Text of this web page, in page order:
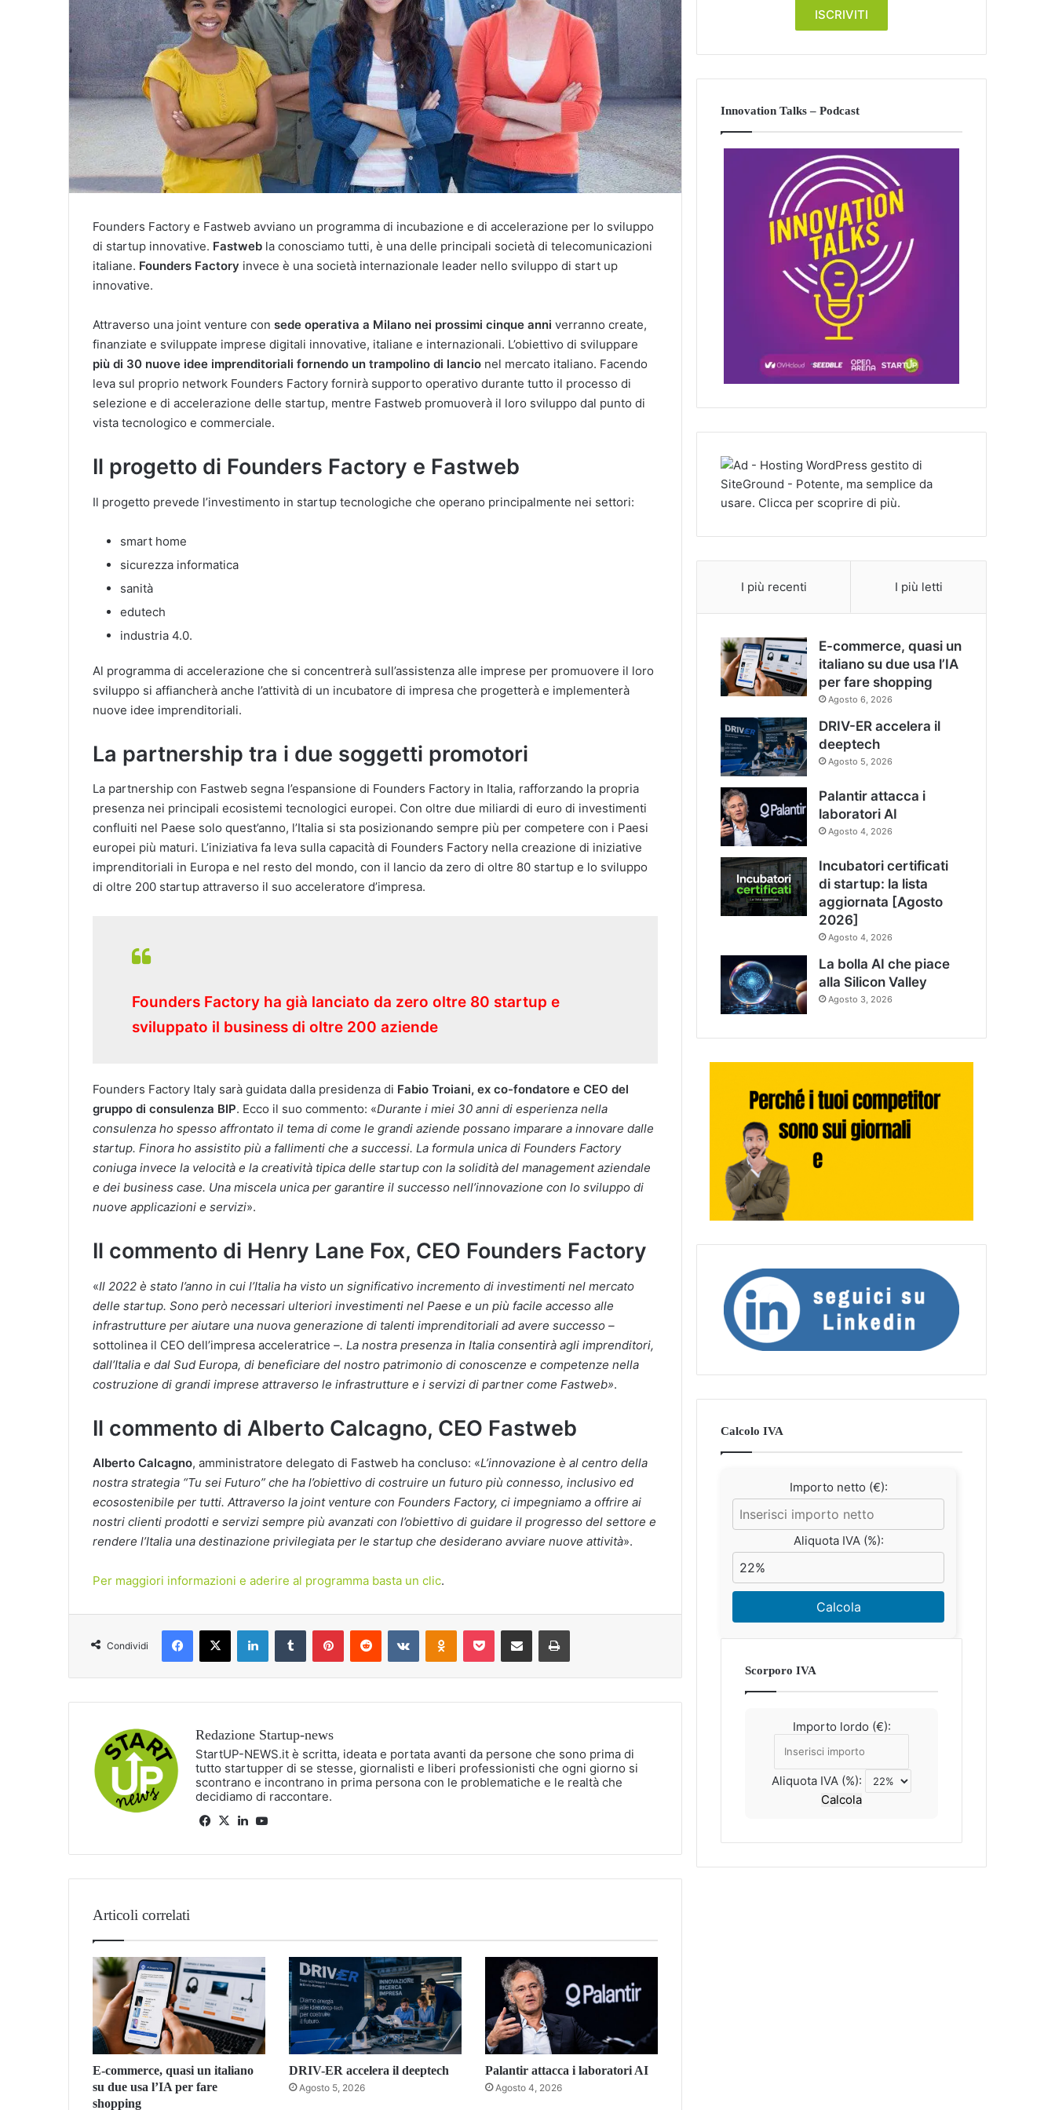
Founders Factory e Fastweb avviano un programma di incubazione e di accelerazione per lo sviluppo
di startup innovative. Fastweb la conosciamo tutti, è una delle principali società di telecomunicazioni
italiane. Founders Factory invece è una società internazionale leader nello sviluppo di start up
innovative.
Attraverso una joint venture con sede operativa a Milano nei prossimi cinque anni verranno create,
finanziate e sviluppate imprese digitali innovative, italiane e internazionali. L’obiettivo di sviluppare
più di 30 nuove idee imprenditoriali fornendo un trampolino di lancio nel mercato italiano. Facendo
leva sul proprio network Founders Factory fornirà supporto operativo durante tutto il processo di
selezione e di accelerazione delle startup, mentre Fastweb promuoverà il loro sviluppo dal punto di
vista tecnologico e commerciale.
Il progetto di Founders Factory e Fastweb
Il progetto prevede l’investimento in startup tecnologiche che operano principalmente nei settori:
smart home
sicurezza informatica
sanità
edutech
industria 4.0.
Al programma di accelerazione che si concentrerà sull’assistenza alle imprese per promuovere il loro
sviluppo si affiancherà anche l’attività di un incubatore di impresa che progetterà e implementerà
nuove idee imprenditoriali.
La partnership tra i due soggetti promotori
La partnership con Fastweb segna l’espansione di Founders Factory in Italia, rafforzando la propria
presenza nei principali ecosistemi tecnologici europei. Con oltre due miliardi di euro di investimenti
confluiti nel Paese solo quest’anno, l’Italia si sta posizionando sempre più per competere con i Paesi
europei più maturi. L’iniziativa fa leva sulla capacità di Founders Factory nella creazione di iniziative
imprenditoriali in Europa e nel resto del mondo, con il lancio da zero di oltre 80 startup e lo sviluppo
di oltre 200 startup attraverso il suo acceleratore d’impresa.
Founders Factory ha già lanciato da zero oltre 80 startup e
sviluppato il business di oltre 200 aziende
Founders Factory Italy sarà guidata dalla presidenza di Fabio Troiani, ex co-fondatore e CEO del
gruppo di consulenza BIP. Ecco il suo commento: «Durante i miei 30 anni di esperienza nella
consulenza ho spesso affrontato il tema di come le grandi aziende possano imparare a innovare dalle
startup. Finora ho assistito più a fallimenti che a successi. La formula unica di Founders Factory
coniuga invece la velocità e la creatività tipica delle startup con la solidità del management aziendale
e dei business case. Una miscela unica per garantire il successo nell’innovazione con lo sviluppo di
nuove applicazioni e servizi».
Il commento di Henry Lane Fox, CEO Founders Factory
«Il 2022 è stato l’anno in cui l’Italia ha visto un significativo incremento di investimenti nel mercato
delle startup. Sono però necessari ulteriori investimenti nel Paese e un più facile accesso alle
infrastrutture per aiutare una nuova generazione di talenti imprenditoriali ad avere successo –
sottolinea il CEO dell’impresa acceleratrice –. La nostra presenza in Italia consentirà agli imprenditori,
dall’Italia e dal Sud Europa, di beneficiare del nostro patrimonio di conoscenze e competenze nella
costruzione di grandi imprese attraverso le infrastrutture e i servizi di partner come Fastweb».
Il commento di Alberto Calcagno, CEO Fastweb
Alberto Calcagno, amministratore delegato di Fastweb ha concluso: «L’innovazione è al centro della
nostra strategia “Tu sei Futuro” che ha l’obiettivo di costruire un futuro più connesso, inclusivo ed
ecosostenibile per tutti. Attraverso la joint venture con Founders Factory, ci impegniamo a offrire ai
nostri clienti prodotti e servizi sempre più avanzati con l’obiettivo di guidare il progresso del settore e
rendere l’Italia una destinazione privilegiata per le startup che desiderano avviare nuove attività».
Per maggiori informazioni e aderire al programma basta un clic.
Condividi
Facebook
X LinkedInTumblrPinterestRedditVKontakteOdnoklassniki
PocketCondividi via Email Stampa
Redazione Startup-news
StartUP-NEWS.it è scritta, ideata e portata avanti da persone che sono prima di
tutto startupper di se stesse, giornalisti e liberi professionisti che ogni giorno si
scontrano e incontrano in prima persona con le problematiche e le realtà che
decidiamo di raccontare.
Facebook
X LinkedIn
Articoli correlati
E-commerce, quasi un italiano
su due usa l’IA per fare
shopping
DRIV-ER accelera il deeptech
Agosto 5, 2026
Palantir attacca i laboratori AI
Agosto 4, 2026
Innovation Talks – Podcast
I più recenti I più letti
E-commerce, quasi un
italiano su due usa l’IA
per fare shopping
Agosto 6, 2026
DRIV-ER accelera il
deeptech
Agosto 5, 2026
Palantir attacca i
laboratori AI
Agosto 4, 2026
Incubatori certificati
di startup: la lista
aggiornata [Agosto
2026]
Agosto 4, 2026
La bolla AI che piace
alla Silicon Valley
Agosto 3, 2026
Calcolo IVA
Importo netto (€):
Aliquota IVA (%):
Calcola
Scorporo IVA
Importo lordo (€):
Aliquota IVA (%):
Calcola